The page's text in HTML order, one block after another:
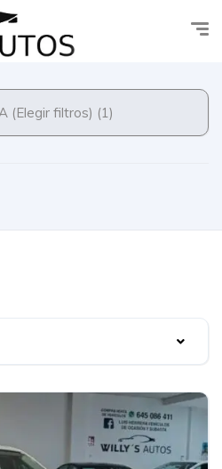
BÚSQUEDA (Elegir filtros) (1)